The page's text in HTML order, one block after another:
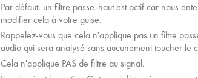
Par défaut, un filtre passe-haut est actif car nous
modifier cela à votre guise.
Rappelez-vous que cela n'applique pas un filtre
audio qui sera analysé sans aucunement toucher le
Cela n'applique PAS de filtre au signal.